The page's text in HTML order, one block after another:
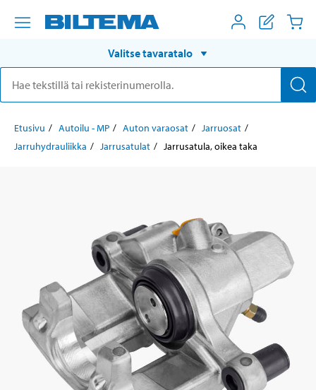
Valitse tavaratalo
Etusivu Autoilu - MP Auton varaosat
Jarruosat
Jarruhydrauliikka
Jarrusatulat Jarrusatula, oikea taka